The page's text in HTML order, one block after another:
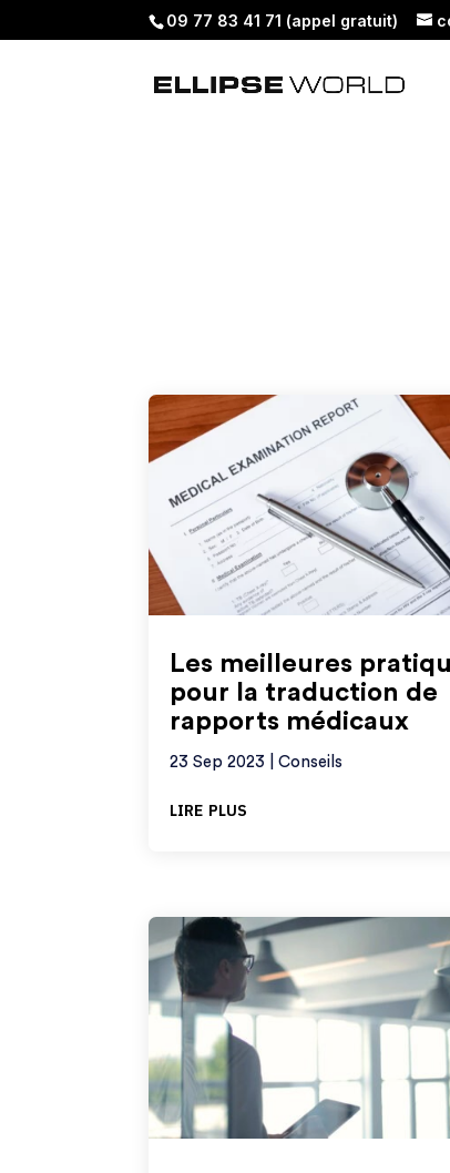
09 77 83 41 71 (appel gratuit)
Les meilleures
pour la traduction de
rapports médicaux
23 Sep 2023 |Conseils
lire plus